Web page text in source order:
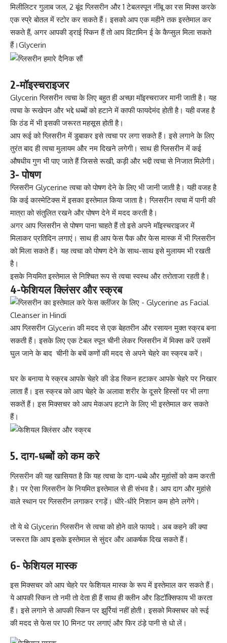
मिलीलिटर गुलाब जल, 2 बूंद ग्लिसरीन और 1 टेबलस्पून नींबू का रस मिक्स करके
एकस्प्रे बोतल में स्टोर कर सकते हैं। इसको आप एक महीने तक इस्तेमाल कर
सकते हैं, अगर आपकी ड्राई स्किन हैं तो आप विटामिन ई के कैप्सुल मिला सकते
हैं।Glycerin
2-मॉइस्चराइजर
Glycerin ग्लिसरीन त्वचा के लिए बहुत ही अच्छा मॉइस्चराजर मानी जाती है। यह
त्वचा के रूखेपन और भद्दे धब्बों को हटाने में काफी फायदेमंद होती है। यही वजह है
कि ठंड में भी इसकी जरूरत महसूस होती है।
आप रूई को ग्लिसरीन में डुबाकर इसे त्वचा पर लगा सकतेहैं। इसे लगाने के लिए
तुरंत बाद ही त्वचा मुलायम और नम दिखने लगेगी। साथ ही ग्लिसरीन में कई
औषधीय गुण भी पाए जाते हैं जिससे रूखी, कड़ी और भद्दी त्वचा से निजात मिलेगी।
3- पोषण
ग्लिसरीन Glycerine त्वचा को पोषण देने के लिए भी जानी जाती है। यही वजह है
कि कईकास्मेटिक्स में इसका इस्तेमालकिया जाता है। ग्लिसरीन त्वचा में पानी की
मात्रा को संतुलित रखने और पोषण देने में मदद करती है।
अगर आप ग्लिसरीन से पोषण पाना चाहते हैं तो इसे अपने मॉइस्चराइजर में
मिलाकर प्रतिदिन लगाएं। साथ ही आप फेस पैक और फेस मास्क में भी ग्लिसरीन
को मिला सकते हैं। यह त्वचा को पोषण देने के साथ-साथ इसे मुलायम भी रखती
है।
इसके नियमित इस्तेमाल से निश्चित रूप से त्वचा स्वस्थ और तरोताजा रहती है।
4-फेशियल क्लिंसर और स्क्रब
आप ग्लिसरीन Glycerin की मदद से एक बेहतरीन और रसायन मुक्त स्क्रब बना
सकती हैं। इसके लिए एक टेबल स्पून चीनी लेकर ग्लिसरीन में मिक्स करें उसमें
घुल जाने के बाद चीनीके बचें कणों कीमदद से अपने चेहरे का स्क्रब करें।
घर के बनाया ये स्क्रब आपकेचेहरे की डेड स्किन हटाकर आपके चेहरे पर निखार
लाता हैं। इस स्क्रब को आप चेहरे के अलावा शरीर के दूसरे हिस्सों पर भी लगा
सकतें हैं। इस मिक्सचर को आप मेकअप हटाने केलिए भी इस्तेमालकर सकते
हैं।
5. दाग-धब्बों को कम करे
ग्लिसरीन की यह खासियत है कि यह त्वचा के दाग-धब्बे और मुहांसों कोकम करती
है। पर ऐसा ग्लिसरीन के नियमित इस्तेमाल से ही संभव है। आप दाग और मुहांसे
वाले स्थान पर ग्लिसरीन लगाकर रगड़ें। धीरे-धीरे निशान कम होने लगेंगे।
तो ये थे Glycerin ग्लिसरीन से त्वचा को होने वाले फायदे। अब कहने की क्या
जरूरत कि आप इसकेइस्तेमाल से सुंदर और आकर्षक दिख सकते हैं।
6- फेशियल मास्क
इस मिक्सचर को आप चेहरे पर फेशियल मास्क के रूप में इस्तेमाल कर सकते हैं।
ये आपकी स्किन तो नमी तो देता ही हैं साथ ही क्लीन और डिटॉक्सिफाय भी करता
हैं। इसे लगाने से आपकी स्किन पर झुर्रियां नहीं होती। इसको मिक्सचर को रूई
की मदद से फेस पर 10 मिनट पर लगाएं और फिर ठंड़े पानी से धो लें।